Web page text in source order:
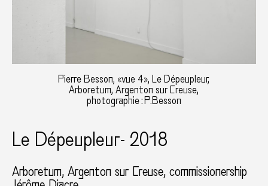
Pierre Besson, «vue 4», Le Dépeupleur,
Arboretum, Argenton sur Creuse,
photographie : P.Besson
Le Dépeupleur- 2018
Arboretum Argenton sur Creuse commissionership